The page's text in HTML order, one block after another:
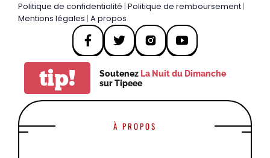
Politique de confidentialité | Politique de remboursement|
Mentions légales | A propos
tip! Soutenez La Nuit du Dimanche
sur Tipeee
À PROPOS